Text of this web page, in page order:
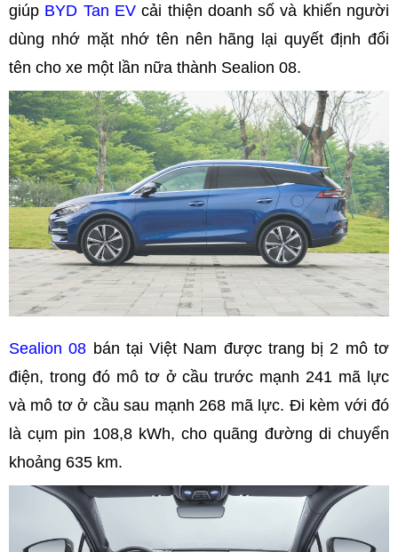
giúp BYD Tan EVcải thiện doanh số và khiến người
dùng nhớ mặt nhớ tên nên hãng lại quyết định đổi
tên cho xe một lần nữa thành Sealion 08.
Sealion 08 bán tại Việt Nam được trang bị 2 mô tơ
điện, trong đó mô tơ ở cầu trước mạnh 241 mã lực
và mô tơ ở cầu sau mạnh 268 mã lực. Đi kèm với đó
là cụm pin 108,8 kWh, cho quãng đường di chuyển
khoảng 635 km.